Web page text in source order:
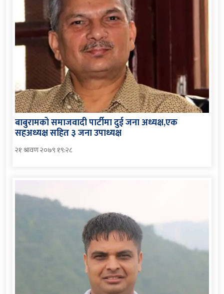
बाबुरामको समाजवादी पार्टीमा दुई जना अध्यक्ष,एक
सहअध्यक्ष सहित ३ जना उपाध्यक्ष
२१ श्रावण २०७९ १९:२८